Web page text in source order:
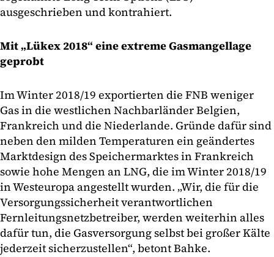
ausgeschrieben und kontrahiert.
Mit „Lükex 2018“ eine extreme Gasmangellage
geprobt
Im Winter 2018/19 exportierten die FNB weniger
Gas in die westlichen Nachbarländer Belgien,
Frankreich und die Niederlande. Gründe dafür sind
neben den milden Temperaturen ein geändertes
Marktdesign des Speichermarktes in Frankreich
sowie hohe Mengen an LNG, die im Winter 2018/19
in Westeuropa angestellt wurden. „Wir, die für die
Versorgungssicherheit verantwortlichen
Fernleitungsnetzbetreiber, werden weiterhin alles
dafür tun, die Gasversorgung selbst bei großer Kälte
jederzeit sicherzustellen“, betont Bahke.